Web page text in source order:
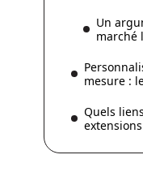
Un
marché
mesure :
Quels
extensions